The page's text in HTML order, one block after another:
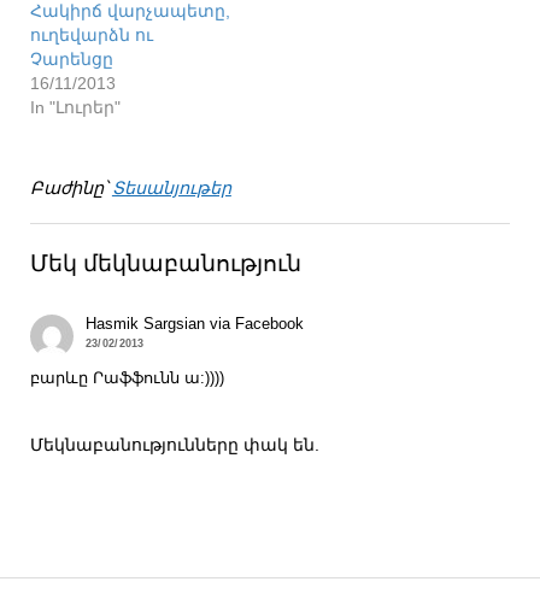
Հակիրճ վարչապետը,
ուղեվարձն ու
Չարենցը
16/11/2013
In "Լուրեր"
Բաժինը՝Տեսանյութեր
Մեկ մեկնաբանություն
Hasmik Sargsian via Facebook
23/02/2013
բարևը Րաֆֆունն ա:))))
Մեկնաբանությունները փակ են.